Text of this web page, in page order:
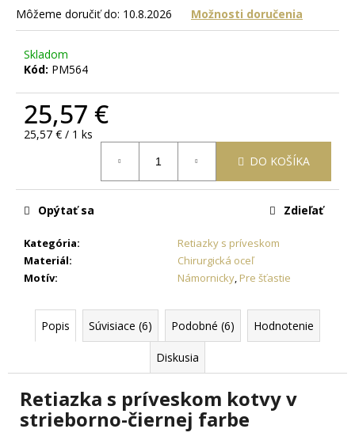
Môžeme doručiť do: 10.8.2026 Možnosti doručenia
Skladom
Kód: PM564
25,57 €
Jednotková
25,57 € / 1 ks
DO KOŠÍKA
Kategória:
Retiazky s príveskom
Materiál:
Chirurgická oceľ
Motív: Námornicky Pre šťastie
Opýtať sa Zdieľať
Popis Súvisiace (6) Podobné (6) Hodnotenie
Diskusia
Retiazka s príveskom kotvy v
strieborno-čiernej farbe
d
p
o
č
a
m
KRÍŽ
ANKH
ZLATÝ
ZADARMO
22,05